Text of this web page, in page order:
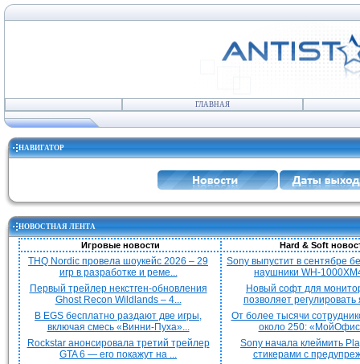
ГЛАВНАЯ
НАВИГАТОР
НОВОСТНАЯ ЛЕНТА
Игровые новости Hard & Soft
THQ Nordic провела шоукейс 2026 – 29
игр в разработке и реме...
Первый трейлер некстген-обновления
Ghost Recon Wildlands – 4...
В EGS бесплатно раздают две игры,
включая смесь «Винни-Пуха»...
Rockstar анонсировала третий трейлер
GTA 6 — его покажут на ...
Sony выпустит в сентябре
наушники WH-
Новый софт для
позволяет регулировать
От более тысячи
около 250:
Sony начала клеймить
стикерами с